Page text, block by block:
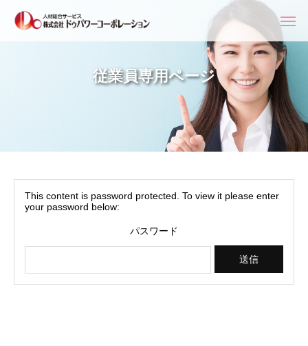
従業員専用ページ
This content is password protected. To view it please enter
your password below:
パスワード